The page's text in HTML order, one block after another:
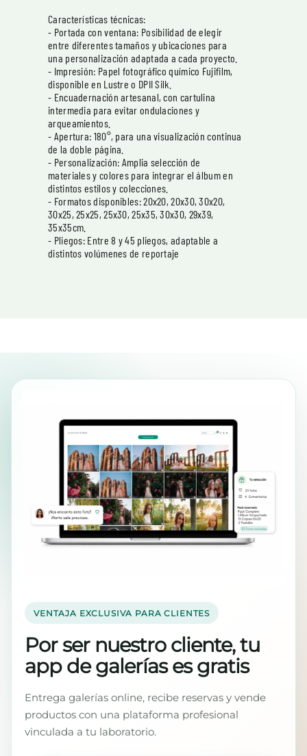
Características técnicas:
- Portada con ventana: Posibilidad de elegir
entre diferentes tamaños y ubicaciones para
una personalización adaptada a cada proyecto.
- Impresión: Papel fotográfico químico Fujifilm,
disponible en Lustre o DPII Silk.
- Encuadernación artesanal, con cartulina
intermedia para evitar ondulaciones y
arqueamientos.
- Apertura: 180°, para una visualización continua
de la doble página.
- Personalización: Amplia selección de
materiales y colores para integrar el álbum en
distintos estilos y colecciones.
- Formatos disponibles: 20x20, 20x30, 30x20,
30x25, 25x25, 25x30, 25x35, 30x30, 29x39,
35x35cm.
- Pliegos: Entre 8 y 45 pliegos, adaptable a
distintos volúmenes de reportaje
VENTAJA EXCLUSIVA PARA CLIENTES
Por ser nuestro cliente, tu
app de galerías es gratis
Entrega galerías online, recibe reservas y vende
productos con una plataforma profesional
vinculada a tu laboratorio.